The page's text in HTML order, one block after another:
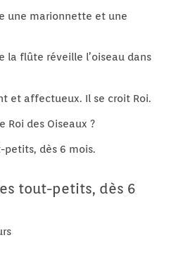
une marionnette et une
la flûte réveille l’oiseau dans
et affectueux. Il se croit Roi.
Roi des Oiseaux ?
petits, dès 6 mois.
tout-petits, dès 6